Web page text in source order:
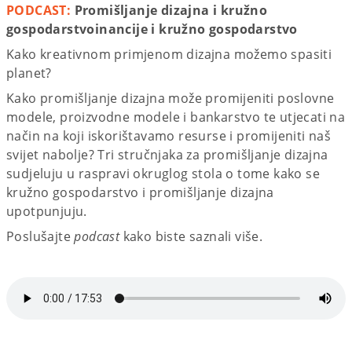
PODCAST: Promišljanje dizajna i kružno
gospodarstvoinancije i kružno gospodarstvo
Kako kreativnom primjenom dizajna možemo spasiti
planet?
Kako promišljanje dizajna može promijeniti poslovne
modele, proizvodne modele i bankarstvo te utjecati na
način na koji iskorištavamo resurse i promijeniti naš
svijet nabolje? Tri stručnjaka za promišljanje dizajna
sudjeluju u raspravi okruglog stola o tome kako se
kružno gospodarstvo i promišljanje dizajna
upotpunjuju.
Poslušajtepodcastkako biste saznali više.